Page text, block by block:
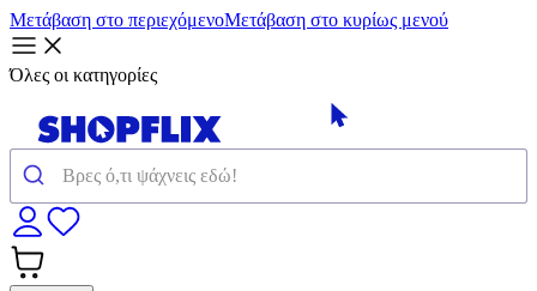
Μετάβαση στο περιεχόμενοΜετάβαση στο κυρίως μενού
Όλες οι κατηγορίες